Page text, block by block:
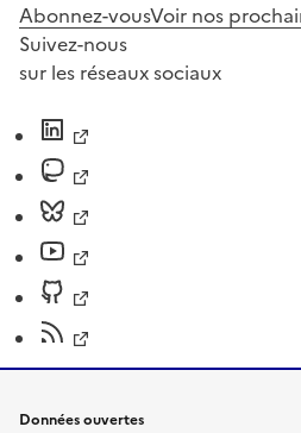
Abonnez-vousVoir nos
Suivez-nous
sur les réseaux sociaux
Données ouvertes